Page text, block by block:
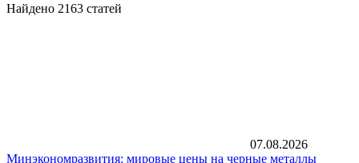
Найдено 2163 статей
07.08.2026
Минэкономразвития: мировые цены на черные металлы